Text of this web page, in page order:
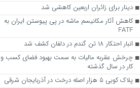
دینار برای زائران اربعین کاهشی شد
کاهش آثار مکانیسم ماشه در پی پیوستن ایران به
FATF
انبار احتکار ۱۸ تن گندم در دلفان کشف شد
چرخش عقربه مالیات به سمت بهبود فضای کسب و
کار در سال گذشته
پلاک کوبی ۵ هزار اصله درخت در آذربایجان شرقی